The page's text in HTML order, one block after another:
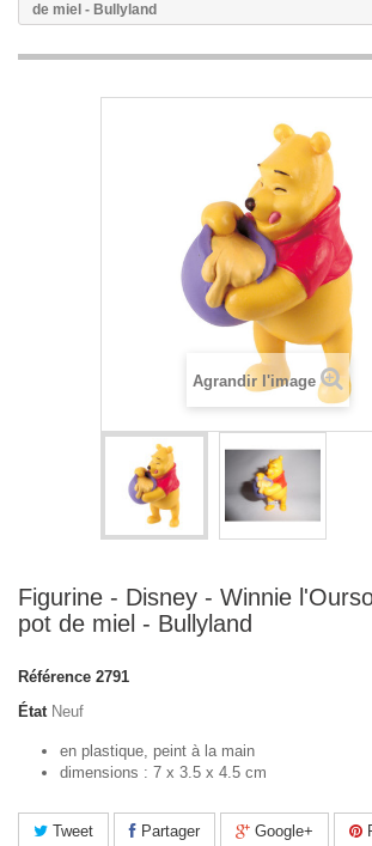
de miel - Bullyland
Agrandir l'image
Figurine - Disney - Winnie
pot de miel - Bullyland
Référence 2791
État Neuf
en plastique, peint à la main
dimensions : 7 x 3.5 x 4.5 cm
Tweet Partager Google+